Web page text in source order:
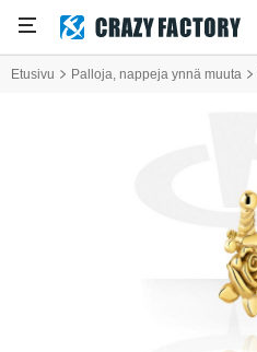
Etusivu Palloja, nappeja ynnä muuta